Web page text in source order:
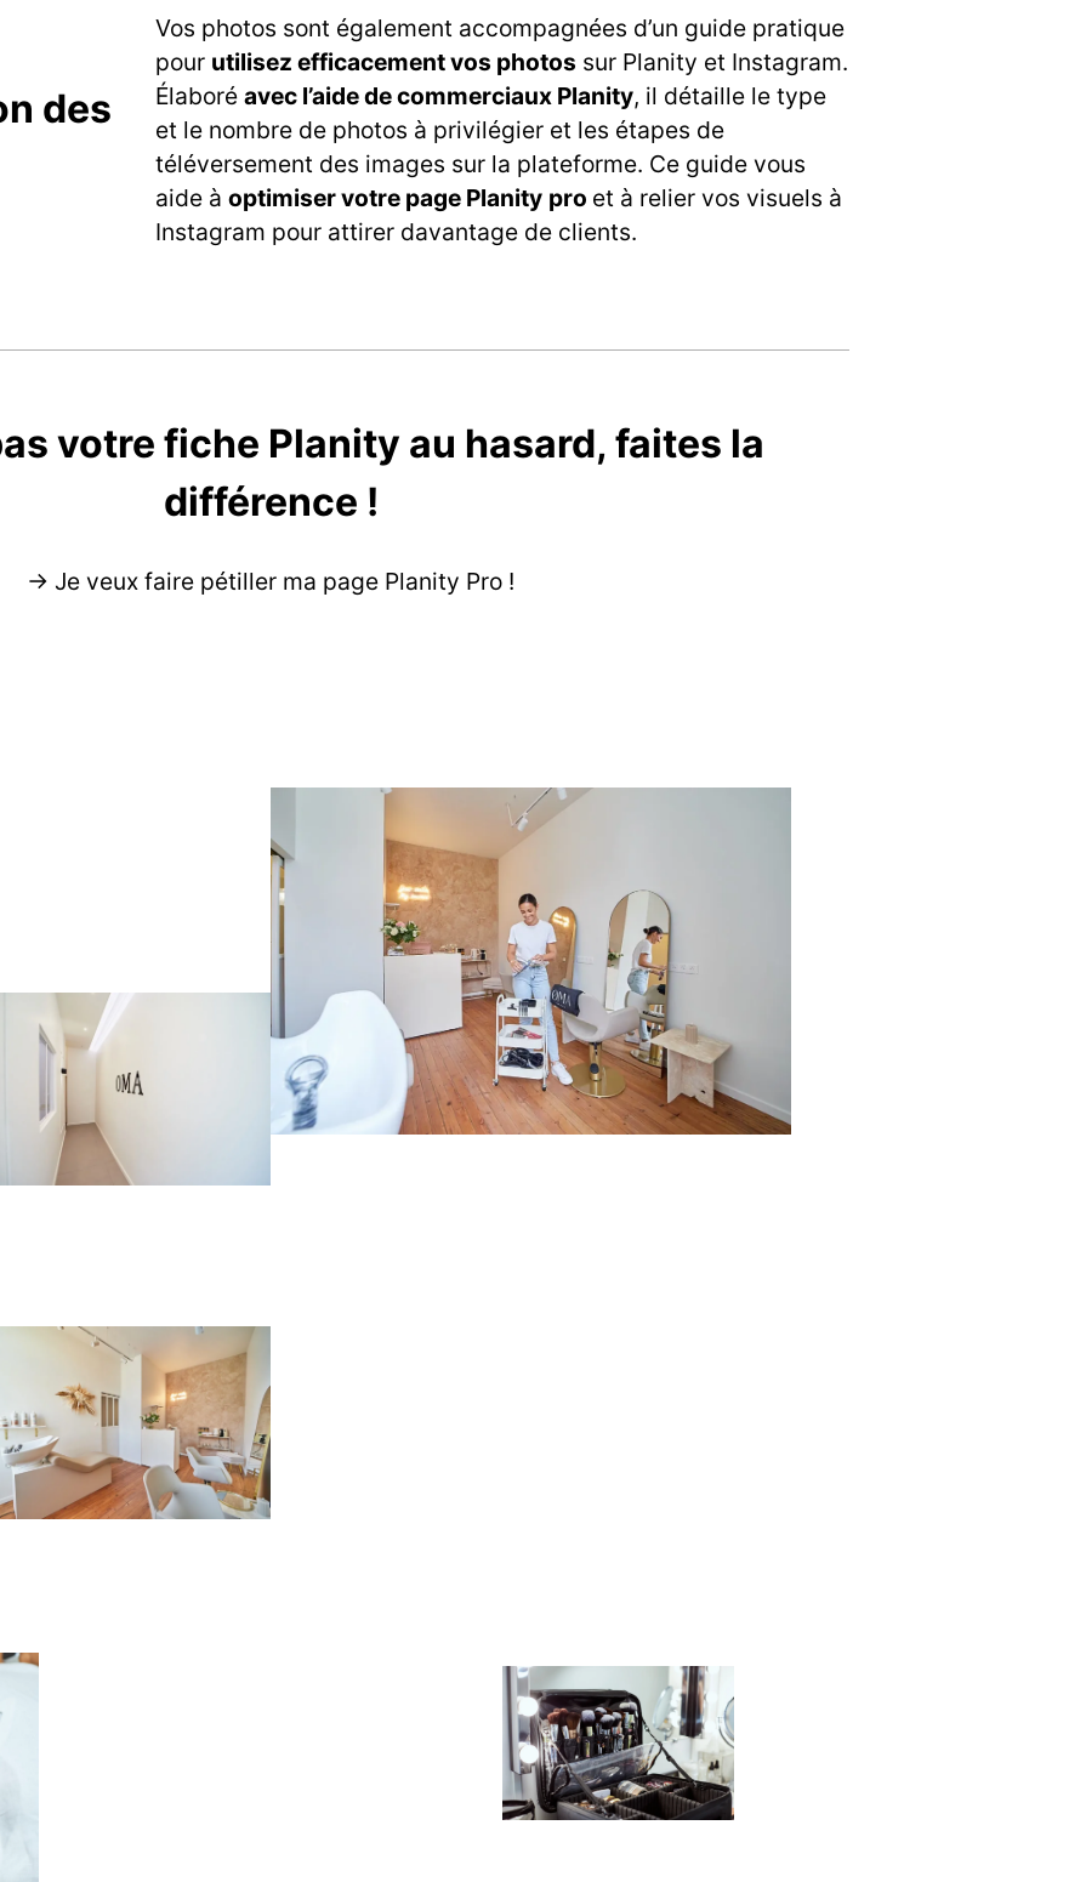
des
Vos photos sont également accompagnées d’un guide pratique
pour utilisez efficacement vos photos sur Planity et Instagram.
Élaboré avec l’aide de commerciaux Planity, il détaille le type
et le nombre de photos à privilégier et les étapes de
téléversement des images sur la plateforme. Ce guide vous
aide à optimiser votre page Planity pro et à relier vos visuels à
Instagram pour attirer davantage de clients.
votre fiche Planity au hasard, faites la
différence !
→ Je veux faire pétiller ma page Planity Pro !